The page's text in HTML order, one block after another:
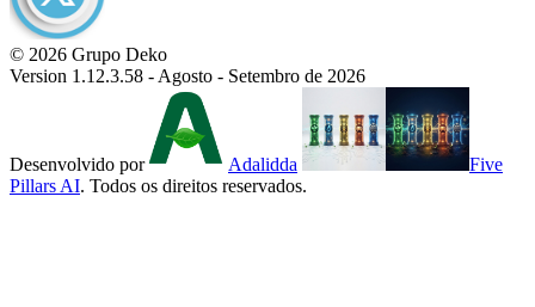
© 2026 Grupo Deko
Version 1.12.3.58 - Agosto - Setembro de 2026
Desenvolvido por Adalidda
Five
Pillars AI. Todos os direitos reservados.